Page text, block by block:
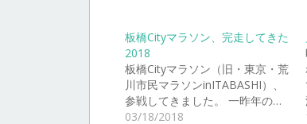
板橋Cityマラソン、完走してきた
2018
板橋Cityマラソン（旧・東京・荒
川市民マラソンinITABASHI）、
参戦してきました。 一昨年の…
03/18/2018